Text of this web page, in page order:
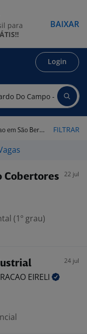
Login
do Campo - SP FILTRAR
Cobertores 22 jul
(1º grau)
24 jul
EIRELI
para
BAIXAR